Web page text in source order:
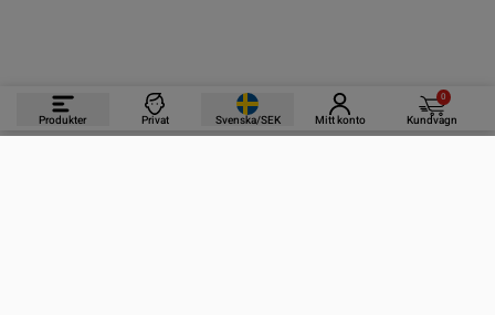
Produkter Privat Svenska/SEK Mitt konto
0
Kundvagn